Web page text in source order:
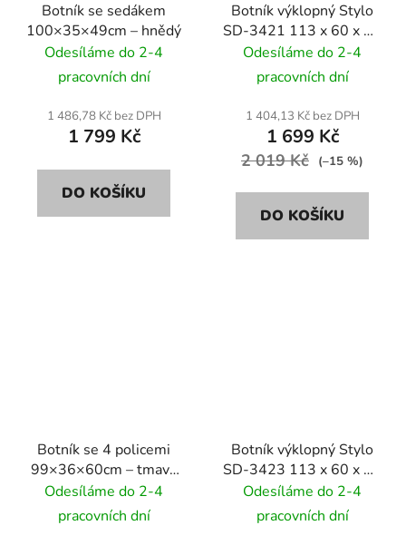
Botník se sedákem
100×35×49cm – hnědý
Odesíláme do 2-4
pracovních dní
1 486,78 Kč bez DPH
1 799 Kč
DO KOŠÍKU
Botník výklopný Stylo
SD-3421 113 x 60 x 24
cm - bílý
Odesíláme do 2-4
pracovních dní
1 404,13 Kč bez DPH
1 699 Kč
2 019 Kč (–15 %)
DO KOŠÍKU
Botník se 4 policemi
99×36×60cm – tmavý
přírodní dub
Odesíláme do 2-4
pracovních dní
Botník výklopný Stylo
SD-3423 113 x 60 x 24
cm - černá
Odesíláme do 2-4
pracovních dní